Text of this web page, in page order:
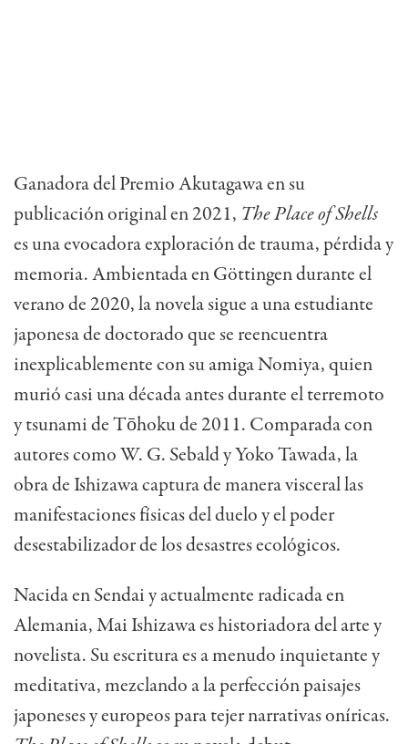
Ganadora del Premio Akutagawa en su
publicación original en 2021, The Place of Shells
es una evocadora exploración de trauma, pérdida y
memoria. Ambientada en Göttingen durante el
verano de 2020, la novela sigue a una estudiante
japonesa de doctorado que se reencuentra
inexplicablemente con su amiga Nomiya, quien
murió casi una década antes durante el terremoto
y tsunami de Tōhoku de 2011. Comparada con
autores como W. G. Sebald y Yoko Tawada, la
obra de Ishizawa captura de manera visceral las
manifestaciones físicas del duelo y el poder
desestabilizador de los desastres ecológicos.
Nacida en Sendai y actualmente radicada en
Alemania, Mai Ishizawa es historiadora del arte y
novelista. Su escritura es a menudo inquietante y
meditativa, mezclando a la perfección paisajes
japoneses y europeos para tejer narrativas oníricas.